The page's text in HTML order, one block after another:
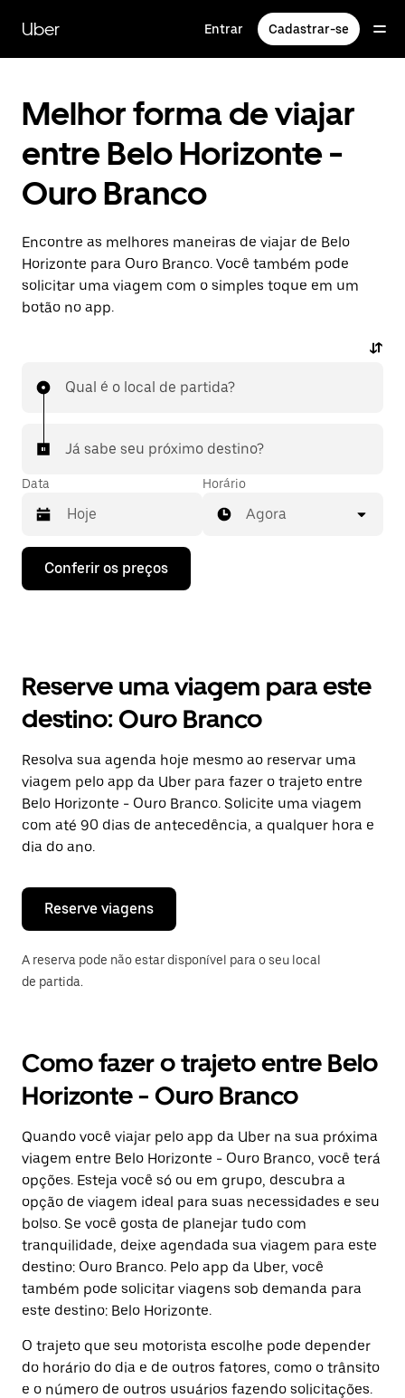
para
conteúdo
Uber Entrar Cadastrar-se
Melhor forma de viajar
entre Belo Horizonte -
Ouro Branco
Encontre as melhores maneiras de viajar de Belo
Horizonte para Ouro Branco. Você também pode
solicitar uma viagem com o simples toque em um
botão no app.
Qual é o local de partida?
Já sabe seu próximo destino?
Data
Pressione
seta
o
e
uma
data.
Pressione
a
tecla
“ESC”
para
o
calendário.
Horário
Agora
Conferir os preços
Reserve uma viagem para este
destino: Ouro Branco
Resolva sua agenda hoje mesmo ao reservar uma
viagem pelo app da Uber para fazer o trajeto entre
Belo Horizonte - Ouro Branco. Solicite uma viagem
com até 90 dias de antecedência, a qualquer hora e
dia do ano.
Reserve viagens
A reserva pode não estar disponível para o seu local
de partida.
Como fazer o trajeto entre Belo
Horizonte - Ouro Branco
Quando você viajar pelo app da Uber na sua próxima
viagem entre Belo Horizonte - Ouro Branco, você terá
opções. Esteja você só ou em grupo, descubra a
opção de viagem ideal para suas necessidades e seu
bolso. Se você gosta de planejar tudo com
tranquilidade, deixe agendada sua viagem para este
destino: Ouro Branco. Pelo app da Uber, você
também pode solicitar viagens sob demanda para
este destino: Belo Horizonte.
O trajeto que seu motorista escolhe pode depender
do horário do dia e de outros fatores, como o trânsito
e o número de outros usuários fazendo solicitações.